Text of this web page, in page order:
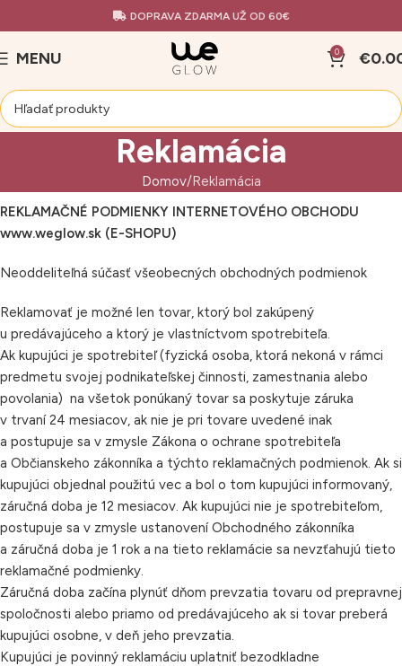
DOPRAVA ZDARMA UŽ OD 60€
MENU 0 €
Reklamácia
Domov Reklamácia
REKLAMAČNÉ PODMIENKY INTERNETOVÉHO OBCHODU
www.weglow.sk (E-SHOPU)
Neoddeliteľná súčasť všeobecných obchodných podmienok
Reklamovať je možné len tovar, ktorý bol zakúpený
u predávajúceho a ktorý je vlastníctvom spotrebiteľa.
Ak kupujúci je spotrebiteľ (fyzická osoba, ktorá nekoná v rámci
predmetu svojej podnikateľskej činnosti, zamestnania alebo
povolania) na všetok ponúkaný tovar sa poskytuje záruka
v trvaní 24 mesiacov, ak nie je pri tovare uvedené inak
a postupuje sa v zmysle Zákona o ochrane spotrebiteľa
a Občianskeho zákonníka a týchto reklamačných podmienok. Ak si
kupujúci objednal použitú vec a bol o tom kupujúci informovaný,
záručná doba je 12 mesiacov. Ak kupujúci nie je spotrebiteľom,
postupuje sa v zmysle ustanovení Obchodného zákonníka
a záručná doba je 1 rok a na tieto reklamácie sa nevzťahujú tieto
reklamačné podmienky.
Záručná doba začína plynúť dňom prevzatia tovaru od prepravnej
spoločnosti alebo priamo od predávajúceho ak si tovar preberá
kupujúci osobne, v deň jeho prevzatia.
Kupujúci je povinný reklamáciu uplatniť bezodkladne